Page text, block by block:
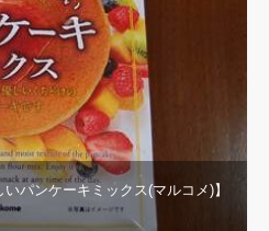
パンケーキミックス(マルコメ)】